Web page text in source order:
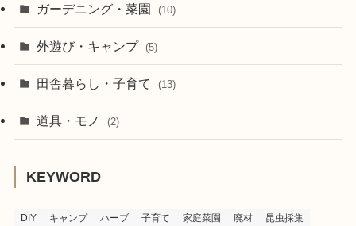
ガーデニング・菜園 (10)
外遊び・キャンプ (5)
田舎暮らし・子育て (13)
道具・モノ (2)
KEYWORD
DIY キャンプ ハーブ 子育て 家庭菜園 廃材
昆虫採集